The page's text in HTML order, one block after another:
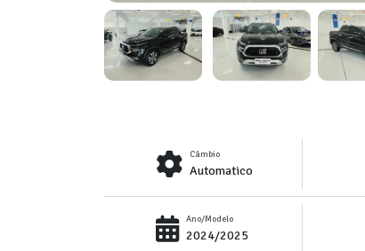
Câmbio
Automatico
Ano/Modelo
2024/2025